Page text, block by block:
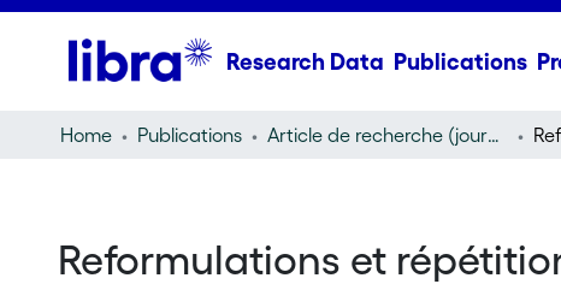
Research Data Publications
Home Publications Article de recherche (journal article)
Reformulations et